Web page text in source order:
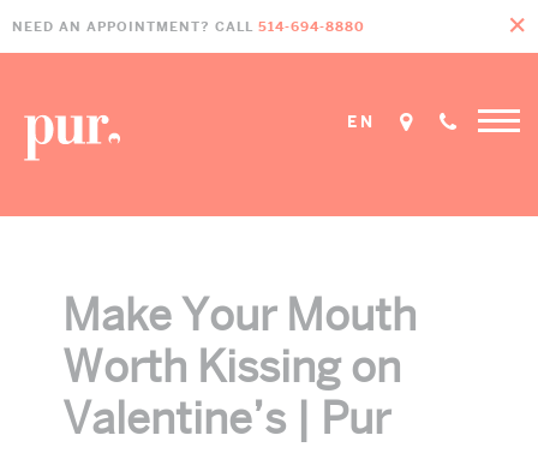
to
to
toNEED AN APPOINTMENT? CALL 514-694-8880
EN
Make Your Mouth
Worth Kissing on
Valentine’s | Pur